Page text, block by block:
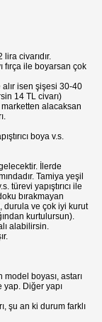
civarıdır.
fırça ile boyarsan çok
isen şişesi 30-40
14 TL civarı)
alacaksan
boya v.s.
İlerde
Tamiya yeşil
türevi yapıştırıcı ile
bırakmayan
durula ve çok iyi kurut
kurtulursun).
alabilirsin.
boyası, astarı
yap. Diğer yapı
şu an ki durum farklı